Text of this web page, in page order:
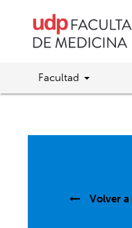
Facultad
Volver a